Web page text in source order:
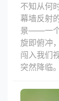
不知从何
幕墙反射
景——一个
旋即俯冲
闯入我们
突然降临